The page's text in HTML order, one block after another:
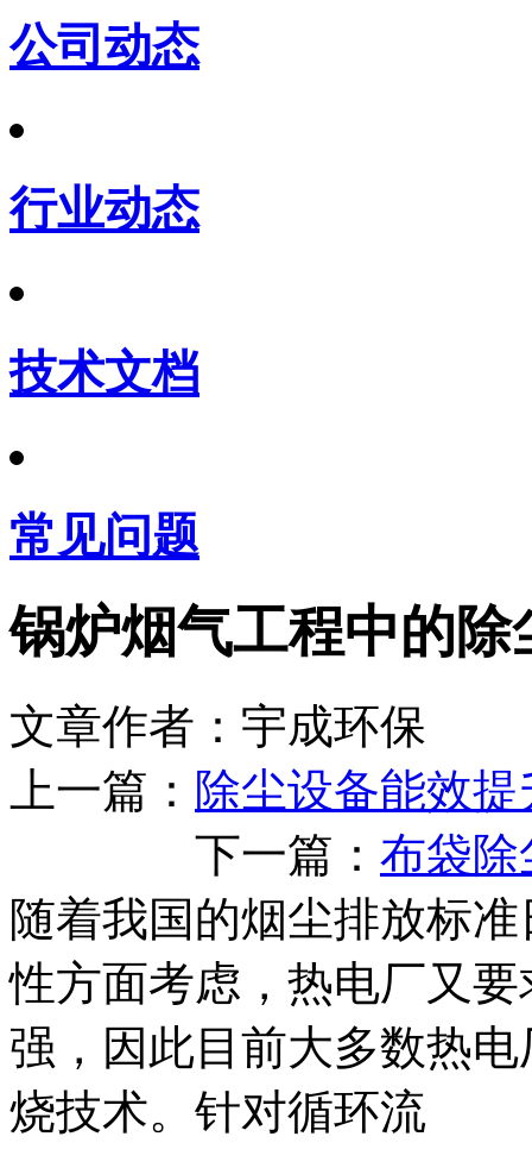
公司动态
行业动态
技术文档
常见问题
锅炉烟气工程中的
文章作者：宇成环保
上一篇： 除尘设备能效
下一篇： 布袋除
随着我国的烟尘排放标
性方面考虑，热电厂又
强，因此目前大多数热
烧技术。针对循环流